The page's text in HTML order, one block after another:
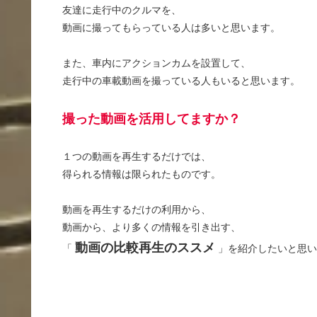
友達に走行中のクルマを、
動画に撮ってもらっている人は多いと思います。
また、車内にアクションカムを設置して、
走行中の車載動画を撮っている人もいると思います。
撮った動画を活用してますか？
１つの動画を再生するだけでは、
得られる情報は限られたものです。
動画を再生するだけの利用から、
動画から、より多くの情報を引き出す、
「 動画の比較再生のススメ 」を紹介したいと思